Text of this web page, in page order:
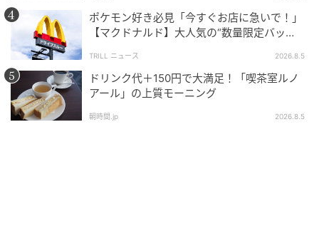
ポケモン好き必見「今すぐお店に急いで！」
【マクドナルド】大人気の“数量限定バッ
も…！？
TRILL ニュース 2026.8.5
ドリンク代＋150円で大満足！「喫茶室ルノ
アール」の上質モーニング
朝時間.jp 2026.8.5